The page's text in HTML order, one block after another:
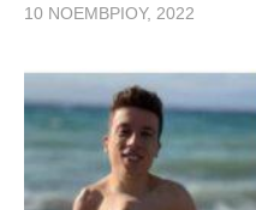
10 ΝΟΕΜΒΡΊΟΥ, 2022